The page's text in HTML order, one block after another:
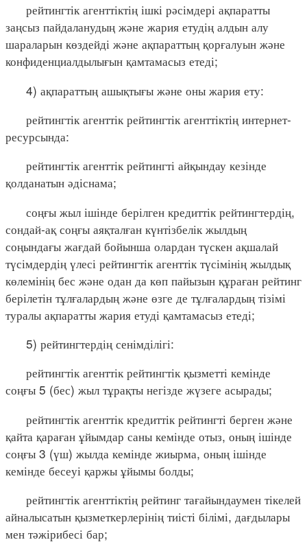
рейтингтік агенттіктің ішкі рәсімдері ақпаратты
заңсыз пайдаланудың және жария етудің алдын алу
шараларын көздейді және ақпараттың қорғалуын және
конфиденциалдылығын қамтамасыз етеді;
4) ақпараттың ашықтығы және оны жария ету:
рейтингтік агенттік рейтингтік агенттіктің интернет-
ресурсында:
рейтингтік агенттік рейтингті айқындау кезінде
қолданатын әдіснама;
соңғы жыл ішінде берілген кредиттік рейтингтердің,
сондай-ақ соңғы аяқталған күнтізбелік жылдың
соңындағы жағдай бойынша олардан түскен ақшалай
түсімдердің үлесі рейтингтік агенттік түсімінің жылдық
көлемінің бес және одан да көп пайызын құраған рейтинг
берілетін тұлғалардың және өзге де тұлғалардың тізімі
туралы ақпаратты жария етуді қамтамасыз етеді;
5) рейтингтердің сенімділігі:
рейтингтік агенттік рейтингтік қызметті кемінде
соңғы 5 (бес) жыл тұрақты негізде жүзеге асырады;
рейтингтік агенттік кредиттік рейтингті берген және
қайта қараған ұйымдар саны кемінде отыз, оның ішінде
соңғы 3 (үш) жылда кемінде жиырма, оның ішінде
кемінде бесеуі қаржы ұйымы болды;
рейтингтік агенттіктің рейтинг тағайындаумен тікелей
айналысатын қызметкерлерінің тиісті білімі, дағдылары
мен тәжірибесі бар;